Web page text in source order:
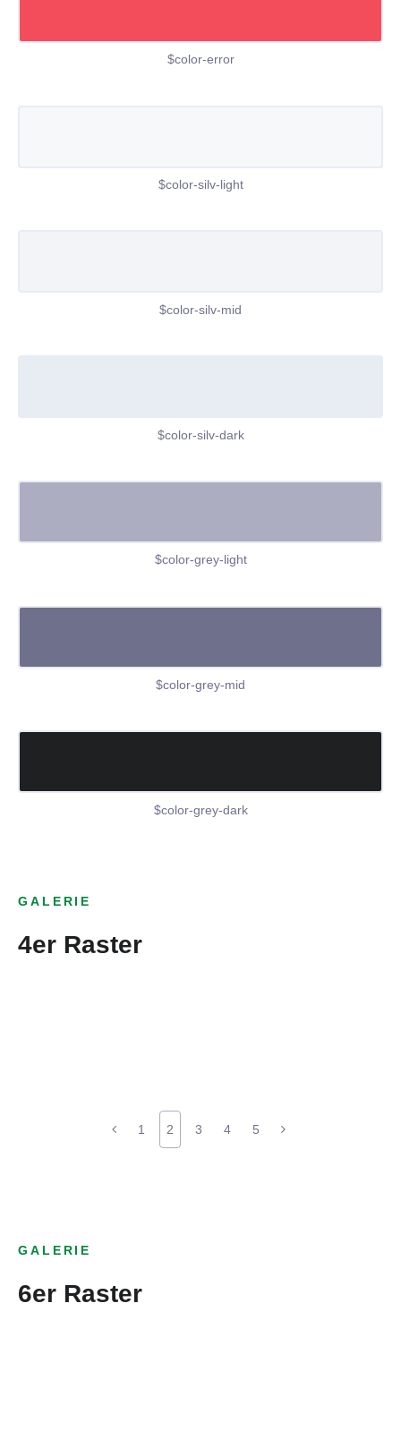
$color-error
$color-silv-light
$color-silv-mid
$color-silv-dark
$color-grey-light
$color-grey-mid
$color-grey-dark
GALERIE
4er Raster
1 2 3 4 5
GALERIE
6er Raster